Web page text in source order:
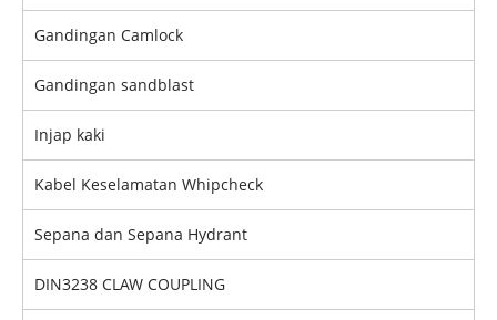
Gandingan Camlock
Gandingan sandblast
Injap kaki
Kabel Keselamatan Whipcheck
Sepana dan Sepana Hydrant
DIN3238 CLAW COUPLING